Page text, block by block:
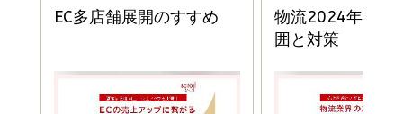
ドリルを売るには穴を売れ
Brand Shift(ブランド・シフト): 「信頼」で選ばれ
る時代の成長戦略
anan(アンアン)2026/07/08号 No.2502[2026
年後半、あなたの恋と運命／山田涼介]
￥880
ママ投資家が育休中に１億貯めた株式投資
経営メモ 16年の起業家人生で得た知見
影響力の武器［新版］：人を動かす七つの原理
￥3,190